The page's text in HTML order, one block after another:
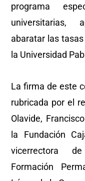
programa
universitarias,
abaratar las
la Universidad
La firma de este
rubricada por el
Olavide,
la Fundación
vicerrectora
Formación